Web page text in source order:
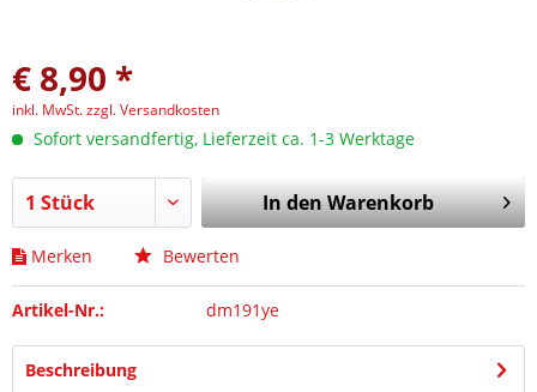
€ 8,90 *
inkl. MwSt.zzgl. Versandkosten
Sofort versandfertig, Lieferzeit ca. 1-3 Werktage
In denWarenkorb
Merken Bewerten
Artikel-Nr.: dm191ye
Beschreibung